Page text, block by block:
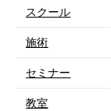
スクール
施術
セミナー
教室